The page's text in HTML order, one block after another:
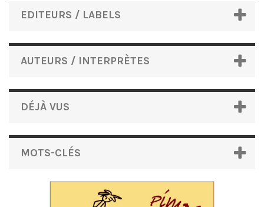
EDITEURS / LABELS
AUTEURS / INTERPRÈTES
DÉJÀ VUS
MOTS-CLÉS